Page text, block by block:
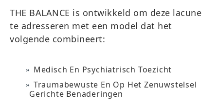
THE BALANCE is ontwikkeld om deze lacune
te adresseren met een model dat het
volgende combineert:
Medisch En Psychiatrisch Toezicht
Traumabewuste En Op Het Zenuwstelsel
Gerichte Benaderingen